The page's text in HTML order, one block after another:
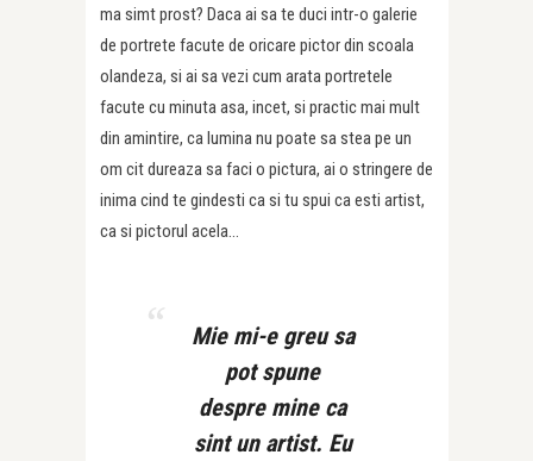
ma simt prost? Daca ai sa te duci intr-o galerie
de portrete facute de oricare pictor din scoala
olandeza, si ai sa vezi cum arata portretele
facute cu minuta asa, incet, si practic mai mult
din amintire, ca lumina nu poate sa stea pe un
om cit dureaza sa faci o pictura, ai o stringere de
inima cind te gindesti ca si tu spui ca esti artist,
ca si pictorul acela…
Mie mi-e greu sa
pot spune
despre mine ca
sint un artist. Eu